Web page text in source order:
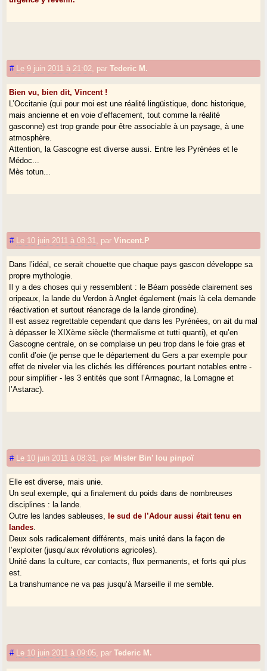
# Le 9 juin 2011 à 21:02 parTederic M.
Bien vu, bien dit, Vincent !
L’Occitanie (qui pour moi est une réalité lingüistique, donc historique,
mais ancienne et en voie d’effacement, tout comme la réalité
gasconne) est trop grande pour être associable à un paysage, à une
atmosphère.
Attention, la Gascogne est diverse aussi. Entre les Pyrénées et le
Médoc...
Mès totun...
# Le 10 juin 2011 à 08:31 parVincent.P
Dans l’idéal, ce serait chouette que chaque pays gascon développe sa
propre mythologie.
Il y a des choses qui y ressemblent : le Béarn possède clairement ses
oripeaux, la lande du Verdon à Anglet également (mais là cela demande
réactivation et surtout réancrage de la lande girondine).
Il est assez regrettable cependant que dans les Pyrénées, on ait du mal
à dépasser le XIXème siècle (thermalisme et tutti quanti), et qu’en
Gascogne centrale, on se complaise un peu trop dans le foie gras et
confit d’oie (je pense que le département du Gers a par exemple pour
effet de niveler via les clichés les différences pourtant notables entre -
pour simplifier - les 3 entités que sont l’Armagnac, la Lomagne et
l’Astarac).
# Le 10 juin 2011 à 08:31 par Mister Bin’ lou pinpoï
Elle est diverse, mais unie.
Un seul exemple, qui a finalement du poids dans de nombreuses
disciplines : la lande.
Outre les landes sableuses,
le sud de l’Adour aussi était tenu en
landes
Deux sols radicalement différents, mais unité dans la façon de
l’exploiter (jusqu’aux révolutions agricoles).
Unité dans la culture, car contacts, flux permanents, et forts qui plus
est.
La transhumance ne va pas jusqu’à Marseille il me semble.
# Le 10 juin 2011 à 09:05 parTederic M.